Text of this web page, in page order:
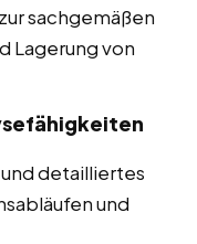
sachgemäßen
Lagerung von
und detailliertes
und